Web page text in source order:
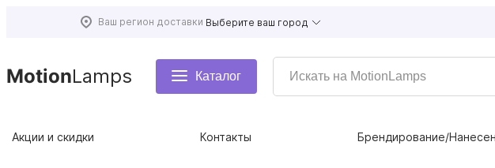
Ваш регион доставки Выберите ваш город
MotionLamps Каталог
Акции и скидки Контакты Брендирование/